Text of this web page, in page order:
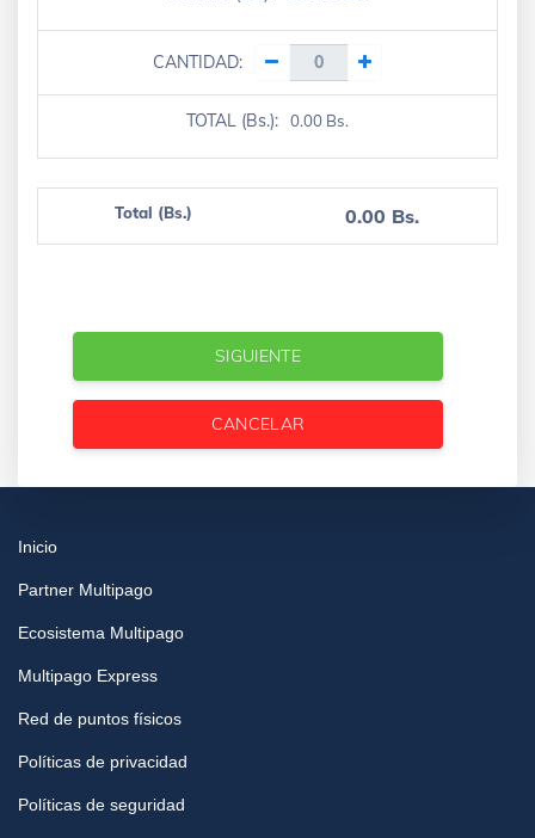
CANTIDAD:
TOTAL (Bs.): 0.00 Bs.
Total (Bs.) 0.00 Bs.
SIGUIENTE
CANCELAR
Inicio
Partner Multipago
Ecosistema Multipago
Multipago Express
Red de puntos físicos
Políticas de privacidad
Políticas de seguridad